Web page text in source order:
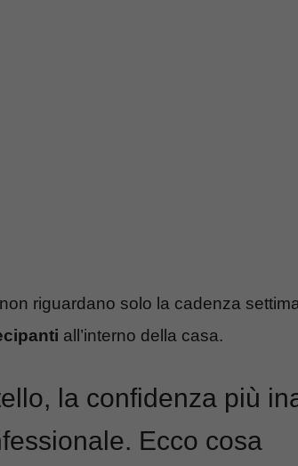
non riguardano solo la cadenza
all’interno della casa.
la confidenza più
Ecco cosa